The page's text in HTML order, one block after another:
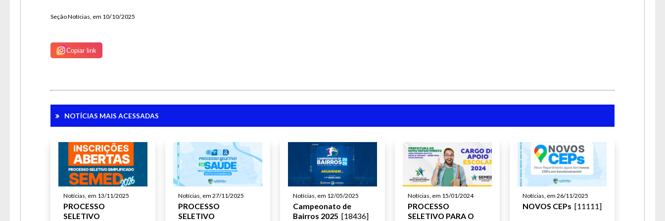
Seção Notícias, em 10/10/2025
Copiar link
NOTÍCIAS MAIS ACESSADAS
Notícias, em 13/11/2025
PROCESSO
SELETIVO
Notícias, em 27/11/2025
PROCESSO
SELETIVO
Notícias, em 12/05/2025
Campeonato de
Bairros 2025 [18436]
Notícias, em 15/01/2024
PROCESSO
SELETIVO PARA O
Notícias, em 26/11/2025
NOVOS CEPs [11111]